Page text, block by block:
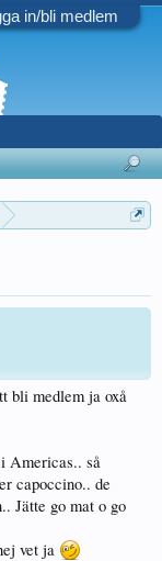
in/bli medlem
bli medlem ja oxå
Americas.. så
capoccino.. de
Jätte go mat o go
vet ja